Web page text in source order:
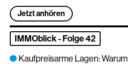
Jetzt anhören
Kaufpreisarme Lagen: Warum
IMMOblick - Folge 42